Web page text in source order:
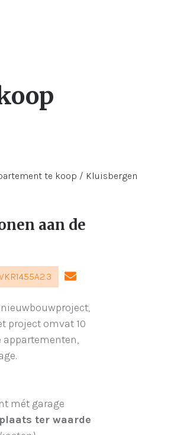
aan de
project omvat 10
mét garage
ter waarde